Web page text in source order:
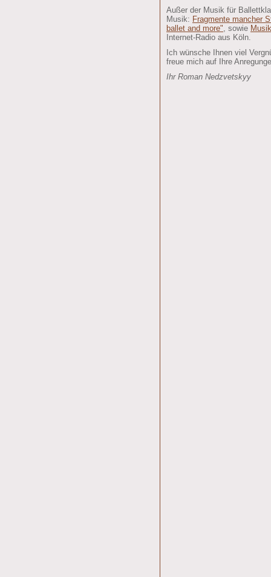
Außer der Musik für
Musik: Fragmente mancher
ballet and more", sowie
Internet-Radio aus Köln.
Ich wünsche Ihnen viel
freue mich auf Ihre
Ihr Roman Nedzvetskyy